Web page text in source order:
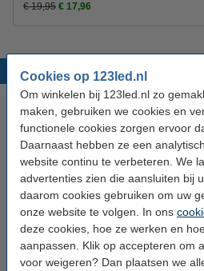
Cookies op 123led.nl
Om winkelen bij 123led.nl zo
maken, gebruiken we cookies en
functionele cookies zorgen ervoor
Daarnaast hebben ze een
website continu te verbeteren. We
advertenties zien die aansluiten bij
daarom cookies gebruiken om uw
onze website te volgen. In ons
deze cookies, hoe ze werken en
aanpassen. Klik op accepteren om
voor weigeren? Dan plaatsen we
€ 19,95 € 17,96
Populaire
123led LED lamp E27 | Kogel
P45 | Mat | 2.2W (25W) | 3 stuks